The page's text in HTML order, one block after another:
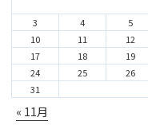
3
4 5
10
11 12
17
18 19
24
25 26
31
« 11月